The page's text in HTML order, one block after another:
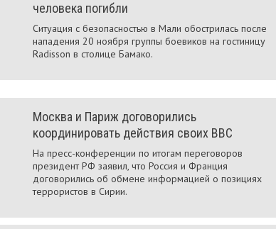
человека погибли
Ситуация с безопасностью в Мали обострилась после
нападения 20 ноября группы боевиков на гостиницу
Radisson в столице Бамако.
Москва и Париж договорились
координировать действия своих ВВС
На пресс-конференции по итогам переговоров
президент РФ заявил, что Россия и Франция
договорились об обмене информацией о позициях
террористов в Сирии.